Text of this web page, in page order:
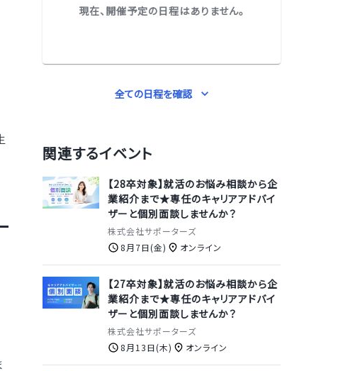
現在、開催予定の日程はありません。
全ての日程を確認
関連するイベント
【28卒対象】就活のお悩み相談から企
業紹介まで★専任のキャリアアドバイ
ザーと個別面談しませんか？
株式会社サポーターズ
8月7日(金)
オンライン
【27卒対象】就活のお悩み相談から企
業紹介まで★専任のキャリアアドバイ
ザーと個別面談しませんか？
株式会社サポーターズ
8月13日(木)
オンライン